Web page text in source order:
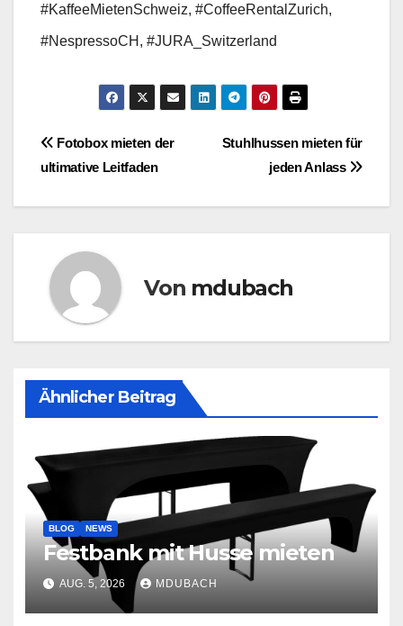
#KaffeeMietenSchweiz, #CoffeeRentalZurich,
#NespressoCH, #JURA_Switzerland
Beitragsnavigation
Stuhlhussen mieten für
jeden Anlass
Fotobox mieten der
ultimative Leitfaden
Von mdubach
Ähnlicher Beitrag
BLOG NEWS
Festbank mit Husse mieten
AUG. 5, 2026 MDUBACH